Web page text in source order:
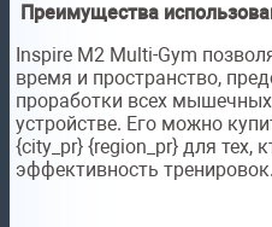
Преимущества
Inspire M2 Multi-Gym
время и пространство,
проработки всех
устройстве. Его можно
{city_pr} {region_pr} для тех,
эффективность тренировок.